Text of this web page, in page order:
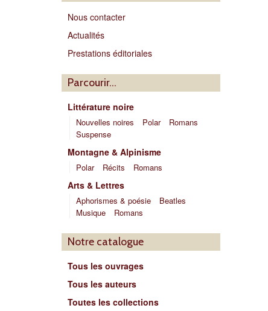
Nous contacter
Actualités
Prestations éditoriales
Parcourir…
Littérature noire
Nouvelles noires Polar
Romans
Suspense
Montagne & Alpinisme
Polar Récits Romans
Arts & Lettres
Aphorismes & poésie
Beatles
Musique
Romans
Notre catalogue
Tous les ouvrages
Tous les auteurs
Toutes les collections